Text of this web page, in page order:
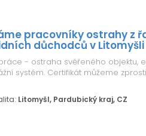
pracovníky ostrahy z
důchodců v Litomyšli
- ostraha svěřeného objektu,
systém. Certifikát můžeme
Litomyšl, Pardubický kraj, CZ